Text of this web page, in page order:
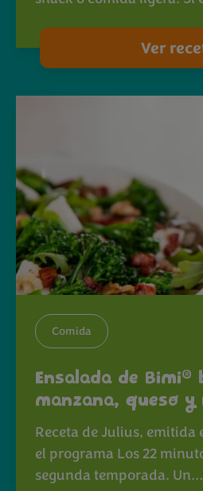
Ver
Comida
Ensalada de Bimi®
manzana, queso y
Receta de Julius, emitida
el programa Los 22
segunda temporada. Un…